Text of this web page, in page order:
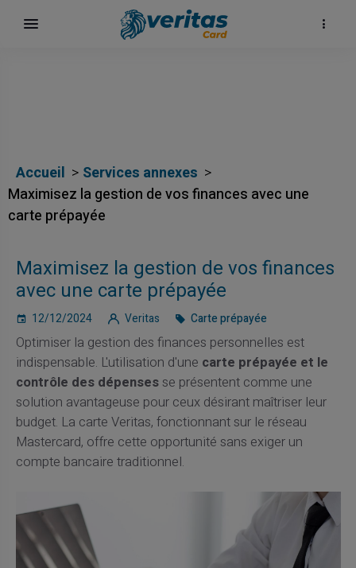
Accueil
Services annexes
Maximisez la gestion de vos finances avec une
carte prépayée
Maximisez la gestion de vos finances
avec une carte prépayée
12/12/2024 Veritas Carte prépayée
Optimiser la gestion des finances personnelles est
indispensable. L'utilisation d'une carte prépayée et le
contrôle des dépensesse présentent comme une
solution avantageuse pour ceux désirant maîtriser leur
budget. La carte Veritas, fonctionnant sur le réseau
Mastercard, offre cette opportunité sans exiger un
compte bancaire traditionnel.